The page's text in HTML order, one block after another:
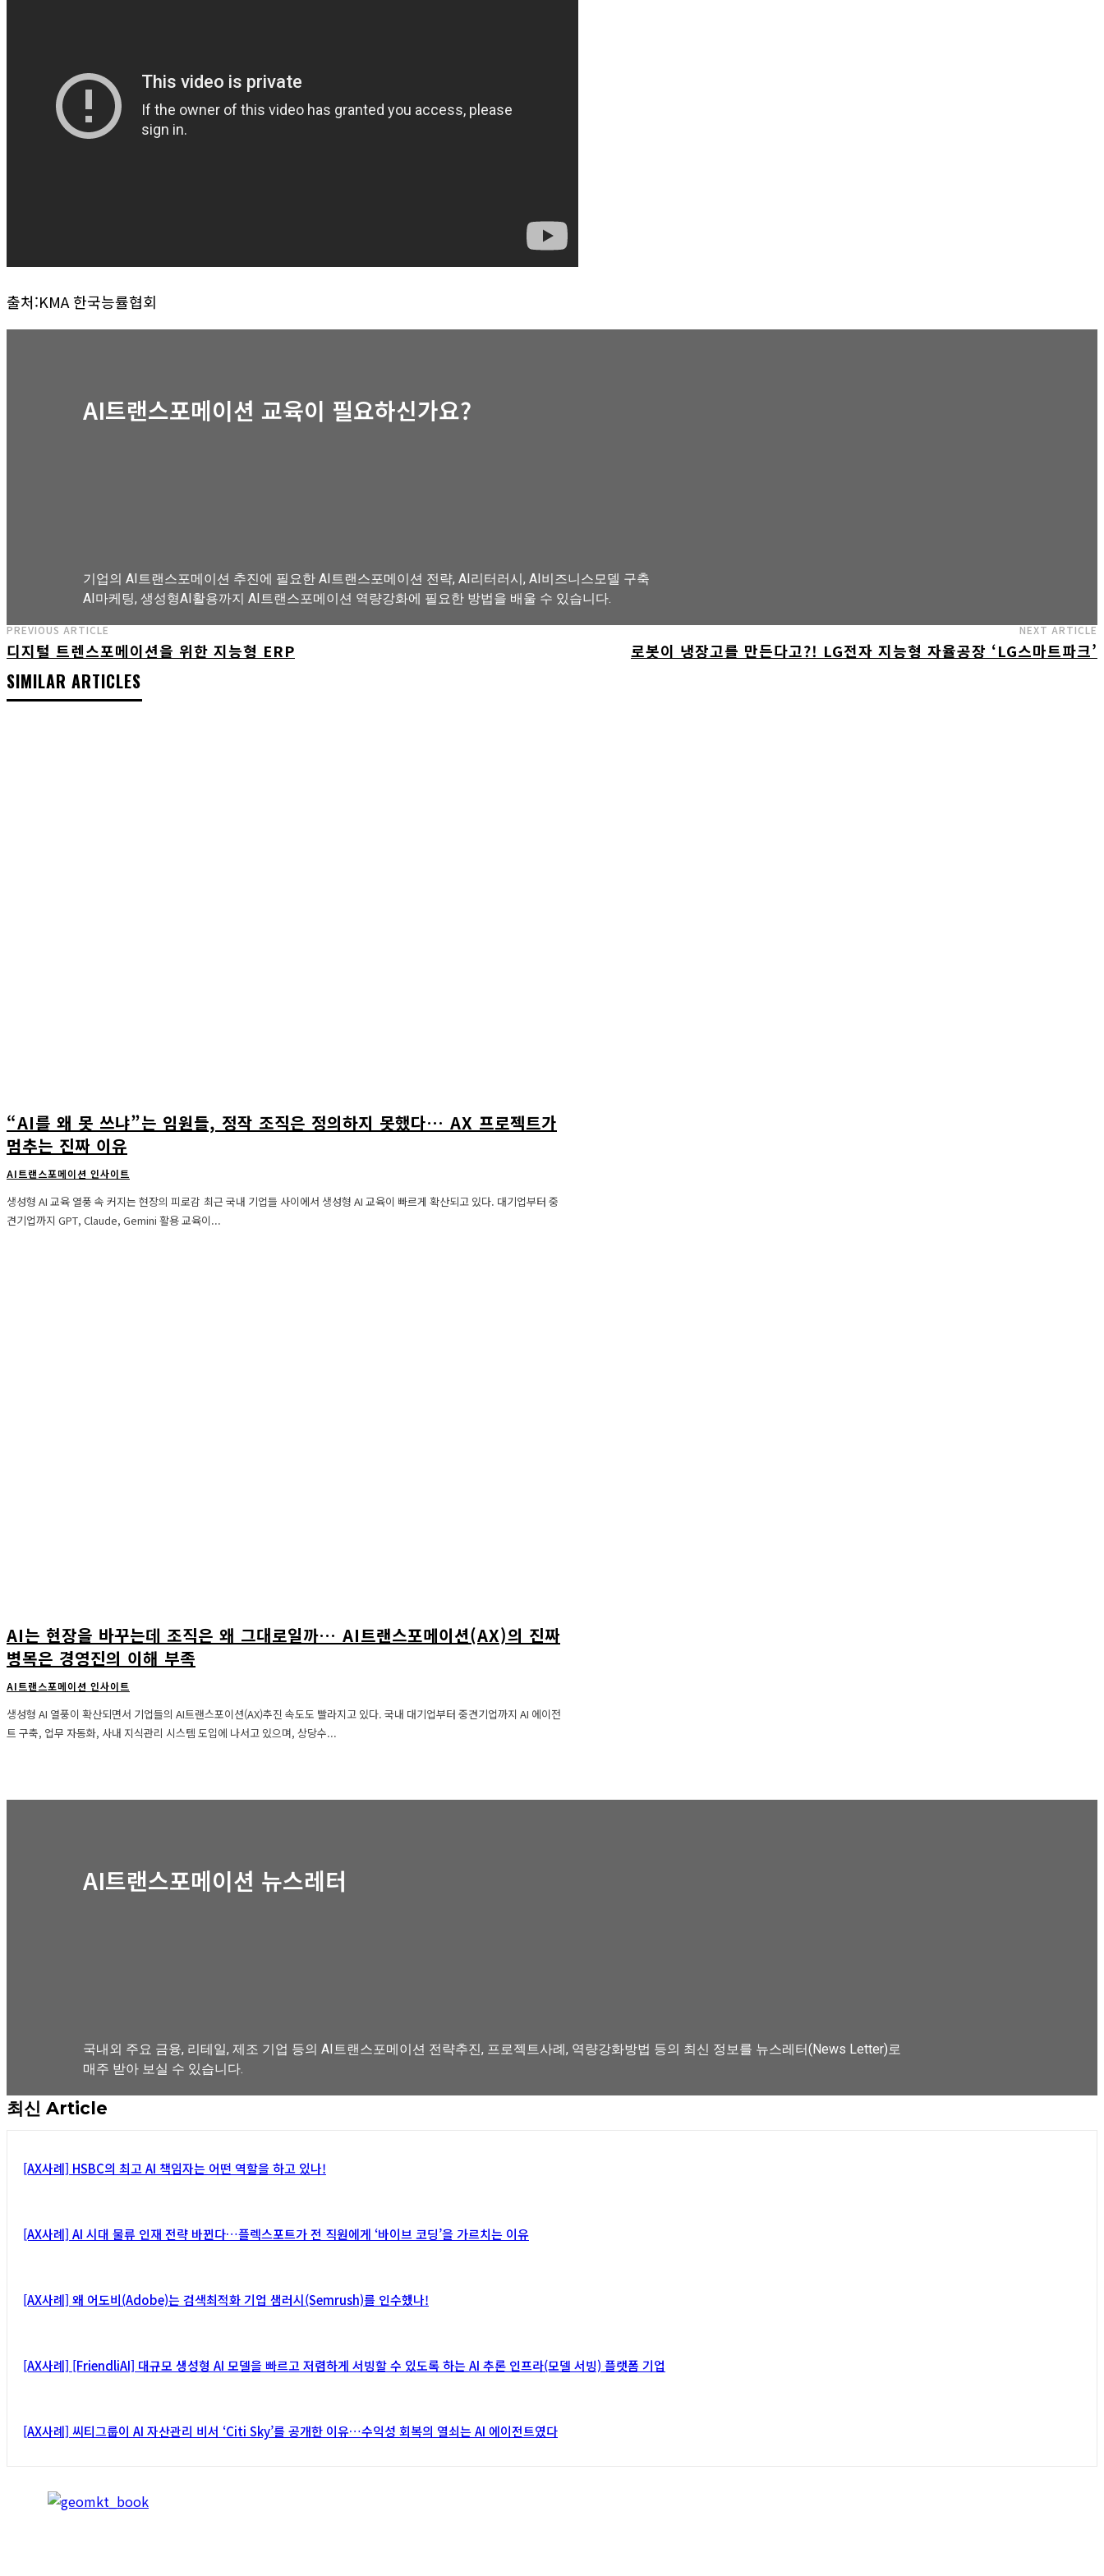
출처:KMA 한국능률협회
AI트랜스포메이션 교육이 필요하신가요?
기업의 AI트랜스포메이션 추진에 필요한 AI트랜스포메이션 전략, AI리터러시, AI비즈니스모델 구축
AI마케팅, 생성형AI활용까지 AI트랜스포메이션 역량강화에 필요한 방법을 배울 수 있습니다.
AI트랜스포메이션 아카데미 교육과정 보기
PREVIOUS ARTICLE
디지털 트렌스포메이션을 위한 지능형 ERP
NEXT ARTICLE
로봇이 냉장고를 만든다고?! LG전자 지능형 자율공장 ‘LG스마트파크’
SIMILAR ARTICLES
“AI를 왜 못 쓰냐”는 임원들, 정작 조직은 정의하지 못했다… AX 프로젝트가
멈추는 진짜 이유
AI트랜스포메이션 인사이트
생성형 AI 교육 열풍 속 커지는 현장의 피로감 최근 국내 기업들 사이에서 생성형 AI 교육이 빠르게 확산되고 있다. 대기업부터 중
견기업까지 GPT, Claude, Gemini 활용 교육이...
AI는 현장을 바꾸는데 조직은 왜 그대로일까… AI트랜스포메이션(AX)의 진짜
병목은 경영진의 이해 부족
AI트랜스포메이션 인사이트
생성형 AI 열풍이 확산되면서 기업들의 AI트랜스포이션(AX)추진 속도도 빨라지고 있다. 국내 대기업부터 중견기업까지 AI 에이전
트 구축, 업무 자동화, 사내 지식관리 시스템 도입에 나서고 있으며, 상당수...
AI트랜스포메이션 뉴스레터
국내외 주요 금융, 리테일, 제조 기업 등의 AI트랜스포메이션 전략추진, 프로젝트사례, 역량강화방법 등의 최신 정보를 뉴스레터(News Letter)로
매주 받아 보실 수 있습니다.
최신 Article
[AX사례] HSBC의 최고 AI 책임자는 어떤 역할을 하고 있나!
[AX사례] AI 시대 물류 인재 전략 바뀐다…플렉스포트가 전 직원에게 ‘바이브 코딩’을 가르치는 이유
[AX사례] 왜 어도비(Adobe)는 검색최적화 기업 샘러시(Semrush)를 인수했나!
[AX사례] [FriendliAI] 대규모 생성형 AI 모델을 빠르고 저렴하게 서빙할 수 있도록 하는 AI 추론 인프라(모델 서빙) 플랫폼 기업
[AX사례] 씨티그룹이 AI 자산관리 비서 ‘Citi Sky’를 공개한 이유…수익성 회복의 열쇠는 AI 에이전트였다